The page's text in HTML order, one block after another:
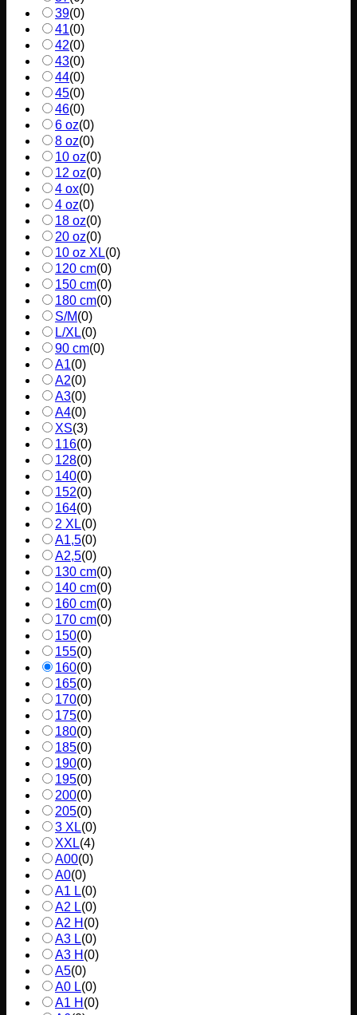
39(0)
41(0)
42(0)
43(0)
44(0)
45(0)
46(0)
6 oz(0)
8 oz(0)
10 oz(0)
12 oz(0)
4 ox(0)
4 oz(0)
18 oz(0)
20 oz(0)
10 oz XL(0)
120 cm(0)
150 cm(0)
180 cm(0)
S/M(0)
L/XL(0)
90 cm(0)
A1(0)
A2(0)
A3(0)
A4(0)
XS(3)
116(0)
128(0)
140(0)
152(0)
164(0)
2 XL(0)
A1,5(0)
A2,5(0)
130 cm(0)
140 cm(0)
160 cm(0)
170 cm(0)
150(0)
155(0)
160(0)
165(0)
170(0)
175(0)
180(0)
185(0)
190(0)
195(0)
200(0)
205(0)
3 XL(0)
XXL(4)
A00(0)
A0(0)
A1 L(0)
A2 L(0)
A2 H (0)
A3 L(0)
A3 H (0)
A5(0)
A0 L(0)
A1 H (0)